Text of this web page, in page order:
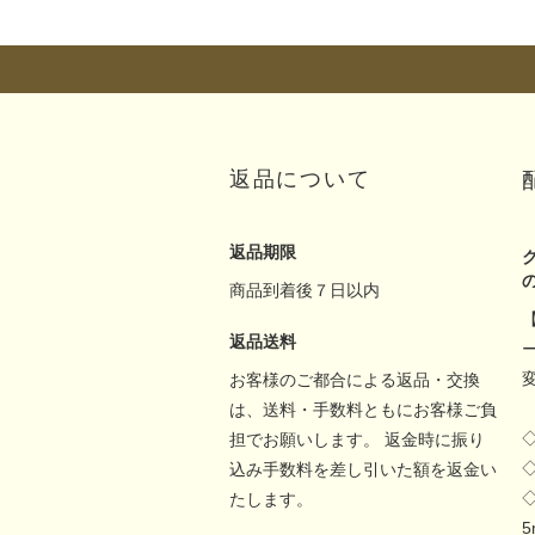
返品について
返品期限
商品到着後７日以内
返品送料
お客様のご都合による返品・交換
は、送料・手数料ともにお客様ご負
担でお願いします。 返金時に振り
込み手数料を差し引いた額を返金い
たします。
◇
◇